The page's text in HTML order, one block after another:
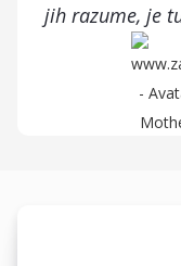
jih razume, je